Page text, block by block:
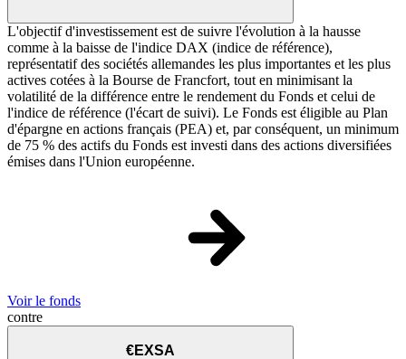
L'objectif d'investissement est de suivre l'évolution à la hausse
comme à la baisse de l'indice DAX (indice de référence),
représentatif des sociétés allemandes les plus importantes et les plus
actives cotées à la Bourse de Francfort, tout en minimisant la
volatilité de la différence entre le rendement du Fonds et celui de
l'indice de référence (l'écart de suivi). Le Fonds est éligible au Plan
d'épargne en actions français (PEA) et, par conséquent, un minimum
de 75 % des actifs du Fonds est investi dans des actions diversifiées
émises dans l'Union européenne.
Voir le fonds
contre
€EXSA